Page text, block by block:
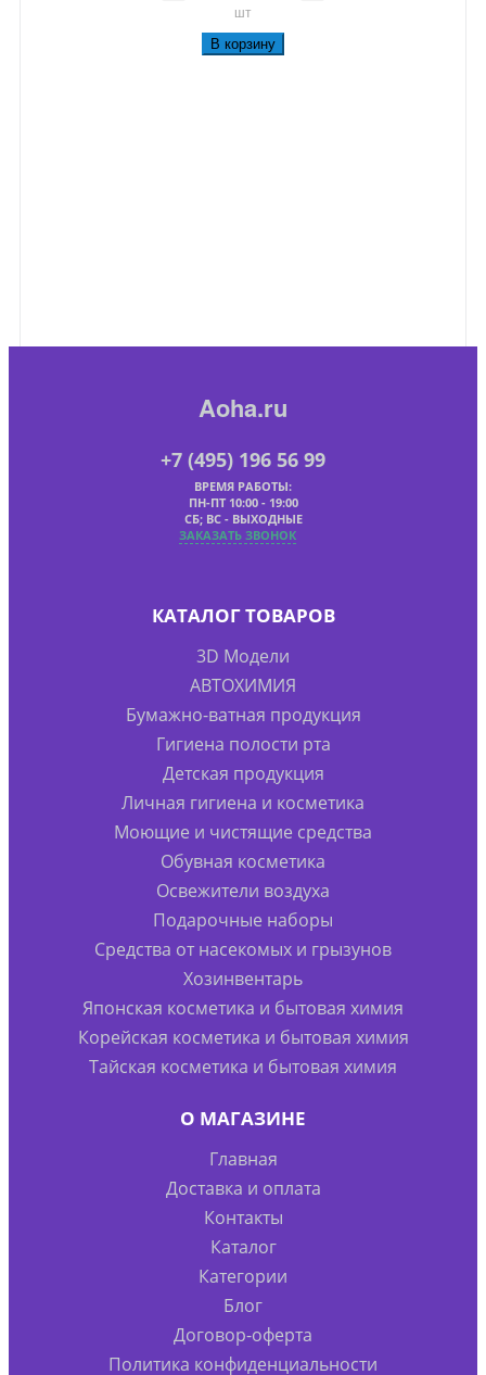
шт
В корзину
Aoha.ru
+7 (495) 196 56 99
ВРЕМЯ РАБОТЫ:
ПН-ПТ 10:00 - 19:00
СБ; ВС - ВЫХОДНЫЕ
ЗАКАЗАТЬ ЗВОНОК
КАТАЛОГ ТОВАРОВ
3D Модели
АВТОХИМИЯ
Бумажно-ватная продукция
Гигиена полости рта
Детская продукция
Личная гигиена и косметика
Моющие и чистящие средства
Обувная косметика
Освежители воздуха
Подарочные наборы
Средства от насекомых и грызунов
Хозинвентарь
Японская косметика и бытовая химия
Корейская косметика и бытовая химия
Тайская косметика и бытовая химия
О МАГАЗИНЕ
Главная
Доставка и оплата
Контакты
Каталог
Категории
Блог
Договор-оферта
Политика конфиденциальности